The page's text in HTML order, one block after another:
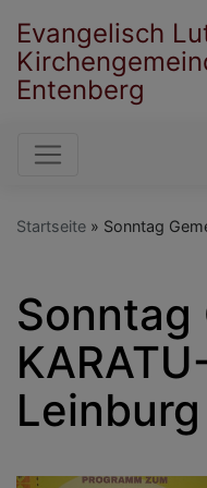
zum
Inhalt
Evangelisch
Entenberg
Startseite Sonntag
Sonntag
Leinburg